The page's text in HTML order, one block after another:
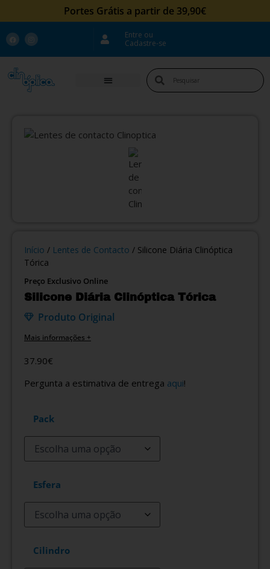
Portes Grátis a partir de 39,90€
Entre ou
Cadastre-se
Início / Lentes de Contacto / Silicone Diária Clinóptica
Tórica
Preço Exclusivo Online
Silicone Diária Clinóptica Tórica
Produto Original
Mais informações +
37.90€
Pergunta a estimativa de entrega aqui!
Pack
Esfera
Cilindro